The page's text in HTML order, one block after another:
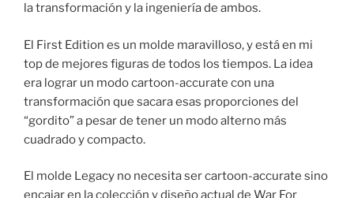
la transformación y la ingeniería de ambos.
El First Edition es un molde maravilloso, y está en mi
top de mejores figuras de todos los tiempos. La idea
era lograr un modo cartoon-accurate con una
transformación que sacara esas proporciones del
“gordito” a pesar de tener un modo alterno más
cuadrado y compacto.
El molde Legacy no necesita ser cartoon-accurate sino
encajar en la colección y diseño actual de War For